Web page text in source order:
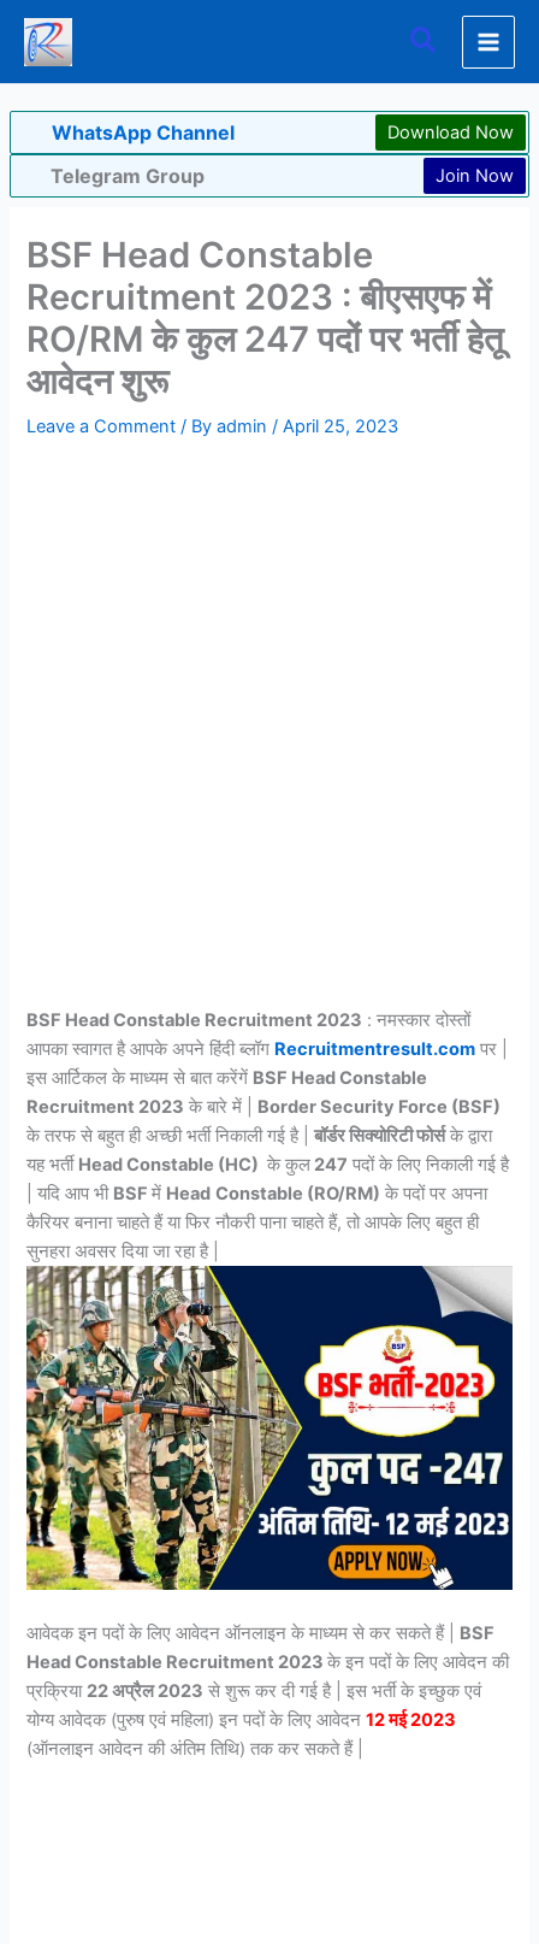
Skip
content
Search
WhatsApp Channel Download Now
Telegram Group Join Now
BSF Head Constable
Recruitment 2023 : बीएसएफ में
RO/RM के कुल 247 पदों पर भर्ती हेतू
आवेदन शुरू
Leave a Comment / Byadmin/April 25, 2023
BSF Head Constable Recruitment 2023 : नमस्कार दोस्तों
आपका स्वागत है आपके अपने हिंदी ब्लॉग Recruitmentresult.com पर |
इस आर्टिकल के माध्यम से बात करेंगें BSF Head Constable
Recruitment 2023 के बारे में | Border Security Force (BSF)
के तरफ से बहुत ही अच्छी भर्ती निकाली गई है |बॉर्डर सिक्योरिटी फोर्सके द्वारा
यह भर्ती Head Constable (HC) के कुल 247 पदों के लिए निकाली गई है
| यदि आप भी BSFमें Head Constable (RO/RM) के पदों पर अपना
कैरियर बनाना चाहते हैं या फिर नौकरी पाना चाहते हैं, तो आपके लिए बहुत ही
सुनहरा अवसर दिया जा रहा है |
आवेदक इन पदों के लिए आवेदन ऑनलाइन के माध्यम से कर सकते हैं | BSF
Head Constable Recruitment 2023के इन पदों के लिए आवेदन की
प्रक्रिया 22 अप्रैल 2023 से शुरू कर दी गई है | इस भर्ती के इच्छुक एवं
योग्य आवेदक (पुरुष एवं महिला) इन पदों के लिए आवेदन12 मई 2023
(ऑनलाइन आवेदन की अंतिम तिथि) तक कर सकते हैं |